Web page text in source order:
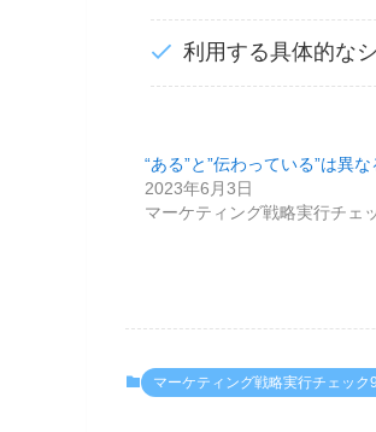
利用する具体的な
“ある”と”伝わっている”は異な
2023年6月3日
マーケティング戦略実行チェ
マーケティング戦略実行チェック